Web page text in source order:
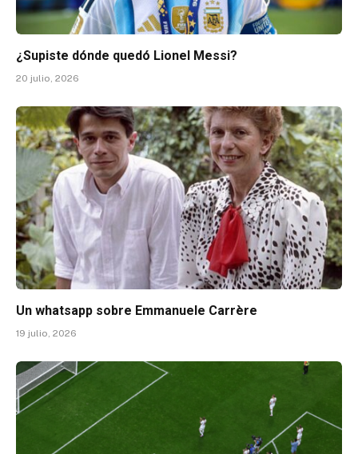
¿Supiste dónde quedó Lionel Messi?
20 julio, 2026
Un whatsapp sobre Emmanuele Carrère
19 julio, 2026